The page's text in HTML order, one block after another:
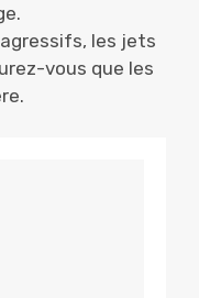
les jets
vous que les